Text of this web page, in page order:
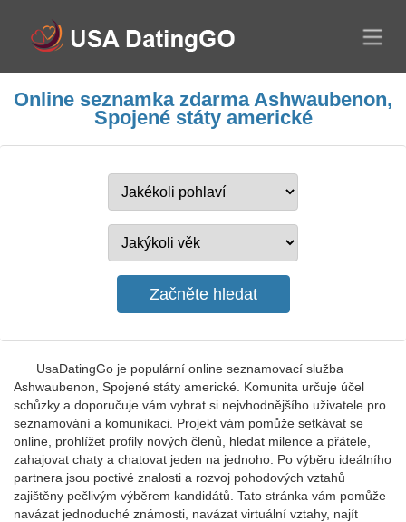
Online seznamka zdarma Ashwaubenon,
Spojené státy americké
UsaDatingGo je populární online seznamovací služba
Ashwaubenon, Spojené státy americké. Komunita určuje účel
schůzky a doporučuje vám vybrat si nejvhodnějšího uživatele pro
seznamování a komunikaci. Projekt vám pomůže setkávat se
online, prohlížet profily nových členů, hledat milence a přátele,
zahajovat chaty a chatovat jeden na jednoho. Po výběru ideálního
partnera jsou poctivé znalosti a rozvoj pohodových vztahů
zajištěny pečlivým výběrem kandidátů. Tato stránka vám pomůže
navázat jednoduché známosti, navázat virtuální vztahy, najít